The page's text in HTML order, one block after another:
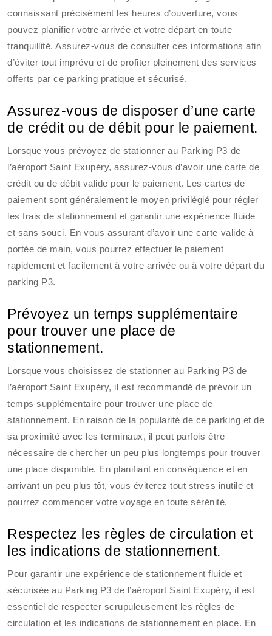
connaissant précisément les heures d’ouverture, vous
pouvez planifier votre arrivée et votre départ en toute
tranquillité. Assurez-vous de consulter ces informations afin
d’éviter tout imprévu et de profiter pleinement des services
offerts par ce parking pratique et sécurisé.
Assurez-vous de disposer d’une carte
de crédit ou de débit pour le paiement.
Lorsque vous prévoyez de stationner au Parking P3 de
l’aéroport Saint Exupéry, assurez-vous d’avoir une carte de
crédit ou de débit valide pour le paiement. Les cartes de
paiement sont généralement le moyen privilégié pour régler
les frais de stationnement et garantir une expérience fluide
et sans souci. En vous assurant d’avoir une carte valide à
portée de main, vous pourrez effectuer le paiement
rapidement et facilement à votre arrivée ou à votre départ du
parking P3.
Prévoyez un temps supplémentaire
pour trouver une place de
stationnement.
Lorsque vous choisissez de stationner au Parking P3 de
l’aéroport Saint Exupéry, il est recommandé de prévoir un
temps supplémentaire pour trouver une place de
stationnement. En raison de la popularité de ce parking et de
sa proximité avec les terminaux, il peut parfois être
nécessaire de chercher un peu plus longtemps pour trouver
une place disponible. En planifiant en conséquence et en
arrivant un peu plus tôt, vous éviterez tout stress inutile et
pourrez commencer votre voyage en toute sérénité.
Respectez les règles de circulation et
les indications de stationnement.
Pour garantir une expérience de stationnement fluide et
sécurisée au Parking P3 de l’aéroport Saint Exupéry, il est
essentiel de respecter scrupuleusement les règles de
circulation et les indications de stationnement en place. En